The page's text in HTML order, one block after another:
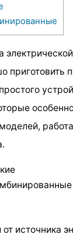
приготовить
источника